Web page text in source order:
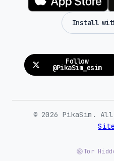
Install
Follow
@PikaSim_esim
© 2026 PikaSim.
Tor